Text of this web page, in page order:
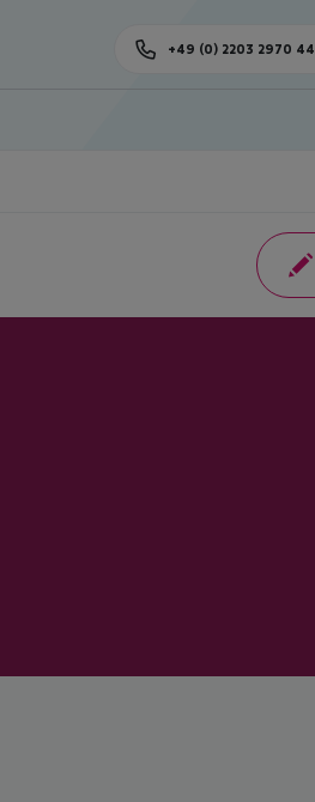
+49 (0) 2203 2970